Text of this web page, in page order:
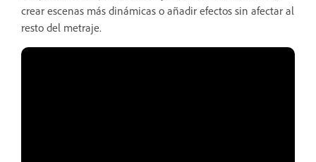
crear escenas más dinámicas o añadir efectos sin afectar al
resto del metraje.